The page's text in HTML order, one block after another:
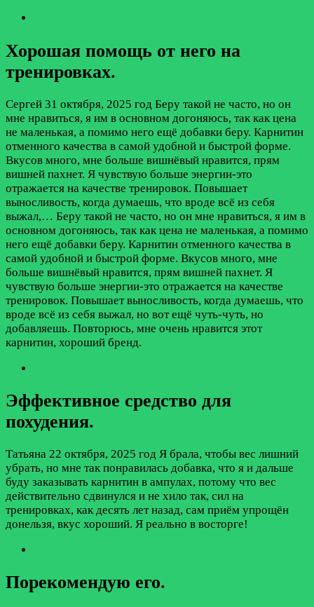
Хорошая помощь от него на
тренировках.
Сергей 31 октября, 2025 год Беру такой не часто, но он
мне нравиться, я им в основном догоняюсь, так как цена
не маленькая, а помимо него ещё добавки беру. Карнитин
отменного качества в самой удобной и быстрой форме.
Вкусов много, мне больше вишнёвый нравится, прям
вишней пахнет. Я чувствую больше энергии-это
отражается на качестве тренировок. Повышает
выносливость, когда думаешь, что вроде всё из себя
выжал,… Беру такой не часто, но он мне нравиться, я им в
основном догоняюсь, так как цена не маленькая, а помимо
него ещё добавки беру. Карнитин отменного качества в
самой удобной и быстрой форме. Вкусов много, мне
больше вишнёвый нравится, прям вишней пахнет. Я
чувствую больше энергии-это отражается на качестве
тренировок. Повышает выносливость, когда думаешь, что
вроде всё из себя выжал, но вот ещё чуть-чуть, но
добавляешь. Повторюсь, мне очень нравится этот
карнитин, хороший бренд.
Эффективное средство для
похудения.
Татьяна 22 октября, 2025 год Я брала, чтобы вес лишний
убрать, но мне так понравилась добавка, что я и дальше
буду заказывать карнитин в ампулах, потому что вес
действительно сдвинулся и не хило так, сил на
тренировках, как десять лет назад, сам приём упрощён
донельзя, вкус хороший. Я реально в восторге!
Порекомендую его.